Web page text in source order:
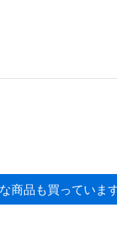
商品も買っていま